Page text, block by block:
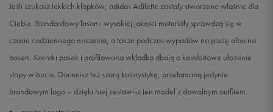
Jeśli szukasz lekkich klapków, adidas Adilette zostały stworzone właśnie dla
Ciebie. Standardowy fason i wysokiej jakości materiały sprawdzą się w
czasie codziennego noszenia, a także podczas wypadów na plażę albo na
basen. Szeroki pasek i profilowana wkładka dbają o komfortowe ułożenie
stopy w bucie. Docenisz też szarą kolorystykę, przełamaną jedynie
brandowym logo – dzięki niej zestawisz ten model z dowolnym outfitem.